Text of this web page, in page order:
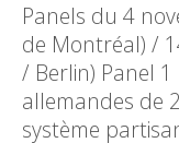
Panels du 4
de Montréal) /
/ Berlin) Panel
allemandes de
système